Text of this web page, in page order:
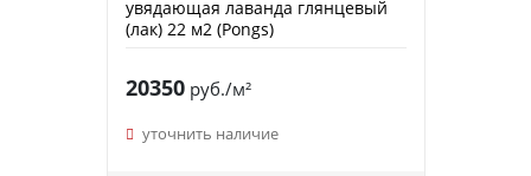
увядающая лаванда глянцевый
(лак) 22 м2 (Pongs)
20350руб./м²
уточнить наличие